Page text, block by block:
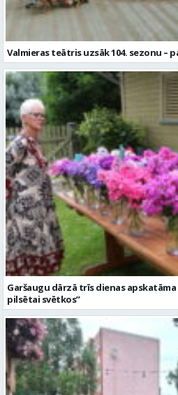
Valmieras teātris uzsāk 104. sezonu –
Garšaugu dārzā trīs dienas apskatāma
pilsētai svētkos”